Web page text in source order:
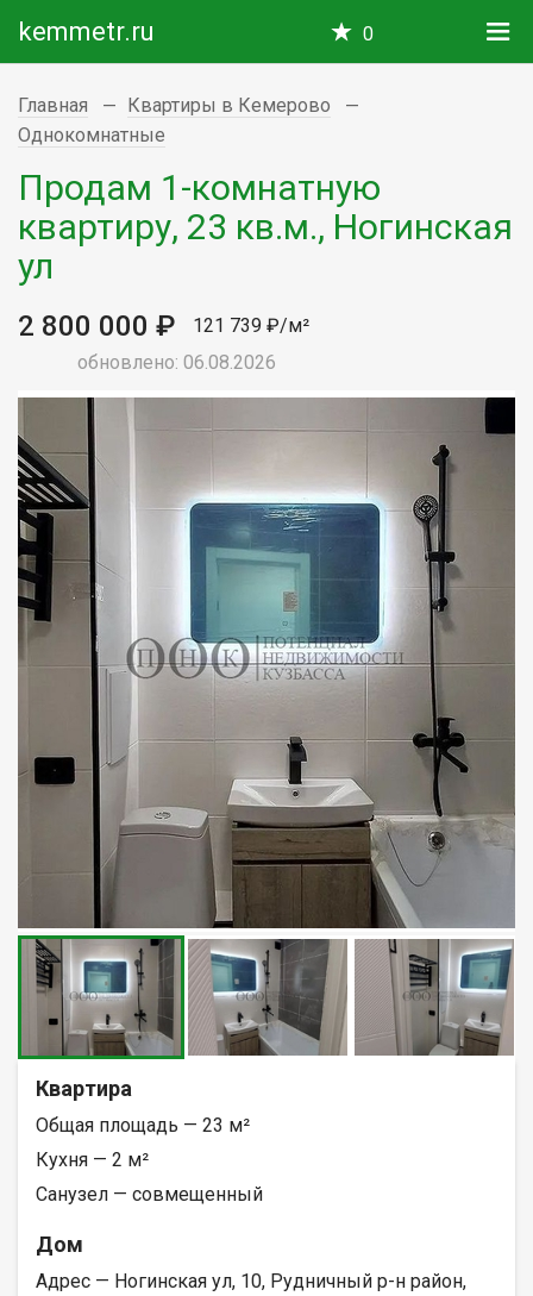
kemmetr.ru 0
Главная
Квартиры в Кемерово
Однокомнатные
Продам 1-комнатную
квартиру, 23 кв.м., Ногинская
ул
2 800 000 ₽
121 739 ₽/м²
обновлено: 06.08.2026
Квартира
Общая площадь — 23 м²
Кухня — 2 м²
Санузел — совмещенный
Дом
Адрес — Ногинская ул, 10, Рудничный р-н район,